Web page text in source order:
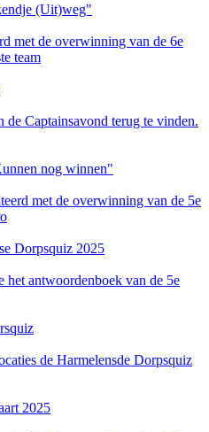
(Uit)weg"
met de overwinning van de 6e
team
de Captainsavond terug te vinden.
nog winnen"
met de overwinning van de 5e
Dorpsquiz 2025
het antwoordenboek van de 5e
de Harmelensde Dorpsquiz
2025